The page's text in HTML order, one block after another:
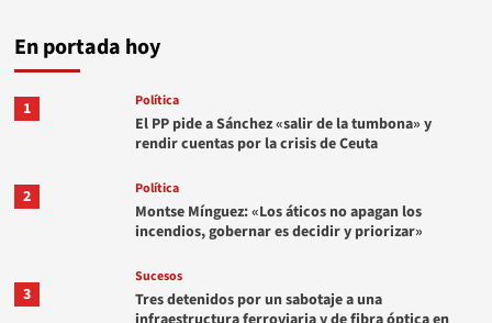
En portada hoy
1 Política
El PP pide a Sánchez «salir de la tumbona» y
rendir cuentas por la crisis de Ceuta
2 Política
Montse Mínguez: «Los áticos no apagan los
incendios, gobernar es decidir y priorizar»
3
Sucesos
Tres detenidos por un sabotaje a una